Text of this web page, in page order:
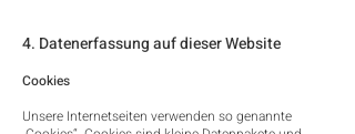
4. Datenerfassung auf dieser Website
Cookies
Unsere Internetseiten verwenden so genannte